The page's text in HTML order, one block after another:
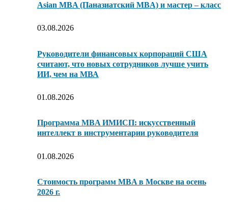
Asian MBA (Паназиатский MBA) и мастер – класс
03.08.2026
Руководители финансовых корпораций США
считают, что новых сотрудников лучше учить
ИИ, чем на МВА
01.08.2026
Программа MBA ИМИСП: искусственный
интеллект в инструментарии руководителя
01.08.2026
Стоимость программ MBA в Москве на осень
2026 г.